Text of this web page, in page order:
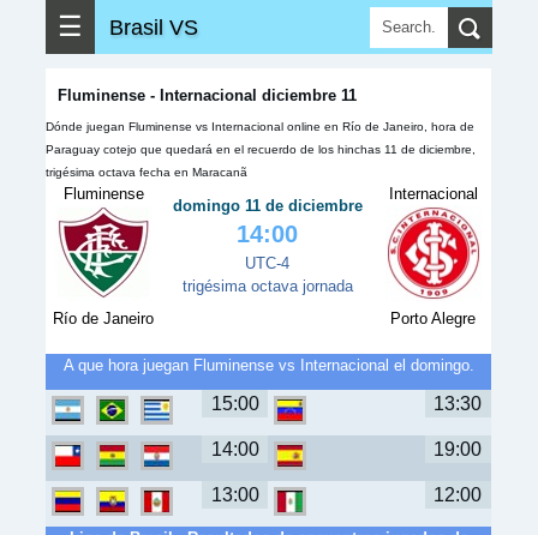
☰ Brasil VS
Fluminense - Internacional diciembre 11
Dónde juegan Fluminense vs Internacional online en Río de Janeiro, hora de
Paraguay cotejo que quedará en el recuerdo de los hinchas 11 de diciembre,
trigésima octava fecha en Maracanã
Fluminense
Río de Janeiro
domingo 11 de diciembre
14:00
UTC-4
trigésima octava jornada
Internacional
Porto Alegre
A que hora juegan Fluminense vs Internacional el domingo.
15:00 13:30
14:00 19:00
13:00 12:00